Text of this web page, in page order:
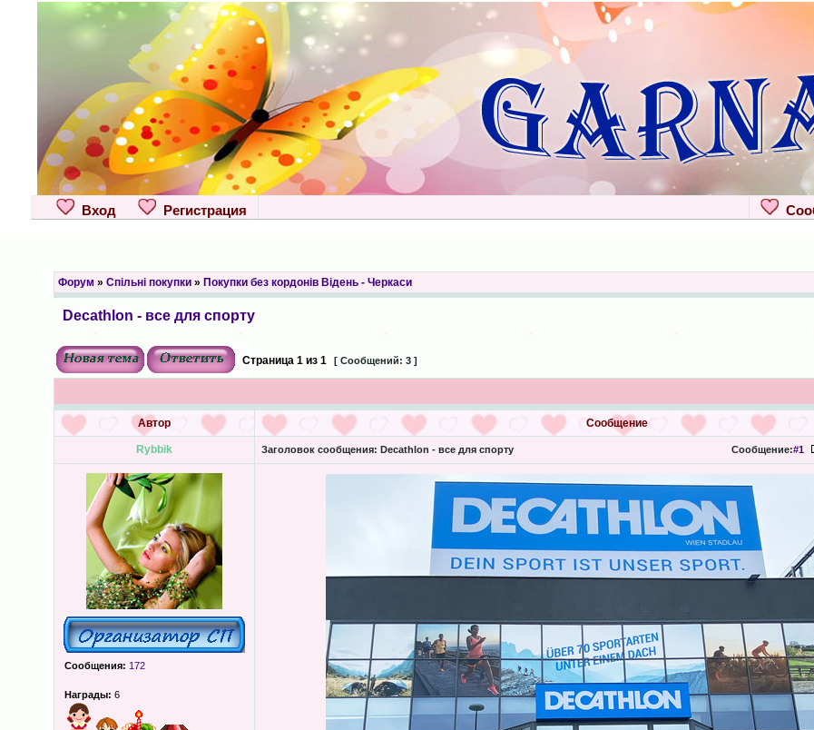
Вход Регистрация
Форум » Спільні покупки» Покупки без кордонів Відень - Черкаси
Decathlon - все для спорту
Страница 1из 1 [ Сообщений: 3 ]
Автор Сообщение
Rybbik Заголовок сообщения: Decathlon - все для спорту Сообщение:#1
Сообщения: 172
Награды: 6